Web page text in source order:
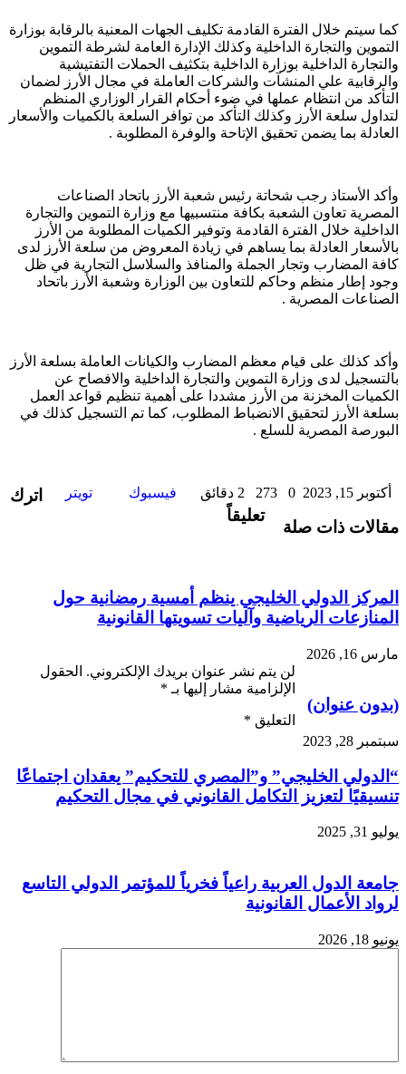
كما سيتم خلال الفترة القادمة تكليف الجهات المعنية بالرقابة بوزارة
التموين والتجارة الداخلية وكذلك الإدارة العامة لشرطة التموين
والتجارة الداخلية بوزارة الداخلية بتكثيف الحملات التفتيشية
والرقابية علي المنشآت والشركات العاملة في مجال الأرز لضمان
التأكد من انتظام عملها في ضوء أحكام القرار الوزاري المنظم
لتداول سلعة الأرز وكذلك التأكد من توافر السلعة بالكميات والأسعار
العادلة بما يضمن تحقيق الإتاحة والوفرة المطلوبة .
وأكد الأستاذ رجب شحاتة رئيس شعبة الأرز باتحاد الصناعات
المصرية تعاون الشعبة بكافة منتسبيها مع وزارة التموين والتجارة
الداخلية خلال الفترة القادمة وتوفير الكميات المطلوبة من الأرز
بالأسعار العادلة بما يساهم في زيادة المعروض من سلعة الأرز لدى
كافة المضارب وتجار الجملة والمنافذ والسلاسل التجارية في ظل
وجود إطار منظم وحاكم للتعاون بين الوزارة وشعبة الأرز باتحاد
الصناعات المصرية .
وأكد كذلك على قيام معظم المضارب والكيانات العاملة بسلعة الأرز
بالتسجيل لدى وزارة التموين والتجارة الداخلية والافصاح عن
الكميات المخزنة من الأرز مشددا على أهمية تنظيم قواعد العمل
بسلعة الأرز لتحقيق الانضباط المطلوب، كما تم التسجيل كذلك في
البورصة المصرية للسلع .
أكتوبر 15, 2023 0 2 دقائق فيسبوك تويتر لينكدإن
عبر
طباعة
مقالات ذات صلة
المركز الدولي الخليجي ينظم أمسية رمضانية حول
المنازعات الرياضية وآليات تسويتها القانونية
مارس 16, 2026
(بدون عنوان)
سبتمبر 28, 2023
“الدولي الخليجي” و”المصري للتحكيم” يعقدان اجتماعًا
تنسيقيًا لتعزيز التكامل القانوني في مجال التحكيم
يوليو 31, 2025
جامعة الدول العربية راعياً فخرياً للمؤتمر الدولي التاسع
لرواد الأعمال القانونية
يونيو 18, 2026
اترك
تعليقاً
لن يتم نشر عنوان بريدك الإلكتروني. الحقول
الإلزامية مشار إليها بـ *
التعليق *